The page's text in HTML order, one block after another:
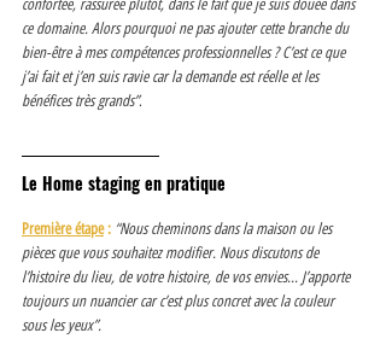
confortée, rassurée plutôt, dans le fait que je suis douée dans
ce domaine. Alors pourquoi ne pas ajouter cette branche du
bien-être à mes compétences professionnelles ? C’est ce que
j’ai fait et j’en suis ravie car la demande est réelle et les
bénéfices très grands”.
Le Home staging en pratique
Première étape : “Nous cheminons dans la maison ou les
pièces que vous souhaitez modifier. Nous discutons de
l’histoire du lieu, de votre histoire, de vos envies... J’apporte
toujours un nuancier car c’est plus concret avec la couleur
sous les yeux”.